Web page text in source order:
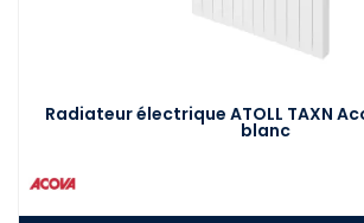
Radiateur électrique ATOLL TAXN
blanc